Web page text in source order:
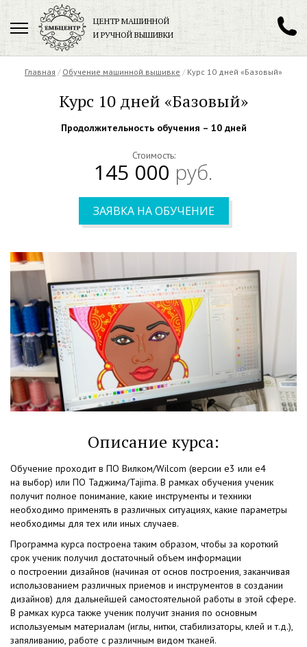
ЦЕНТР МАШИННОЙ
И РУЧНОЙ ВЫШИВКИ
+7 (962) 208-88-11
Главная / Обучение машинной вышивке /Курс 10 дней «Базовый»
Курс 10 дней «Базовый»
Продолжительность обучения – 10 дней
Стоимость:
145 000 руб.
ЗАЯВКА НА ОБУЧЕНИЕ
Описание курса:
Обучение проходит в ПО Вилком/Wilcom (версии е3 или е4
на выбор) или ПО Таджима/Tajima. В рамках обучения ученик
получит полное понимание, какие инструменты и техники
необходимо применять в различных ситуациях, какие параметры
необходимы для тех или иных случаев.
Программа курса построена таким образом, чтобы за короткий
срок ученик получил достаточный объем информации
о построении дизайнов (начиная от основ построения, заканчивая
использованием различных приемов и инструментов в создании
дизайнов) для дальнейшей самостоятельной работы в этой сфере.
В рамках курса также ученик получит знания по основным
используемым материалам (иглы, нитки, стабилизаторы, клей и т.д.),
запяливанию, работе с различным видом тканей.